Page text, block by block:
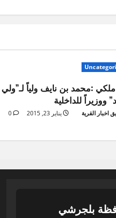
:محمد بن نايف ولياً لـ”ولي
ووزيراً للداخلية
اخبار القرية يناير 23, 2015 0
بلجرشي